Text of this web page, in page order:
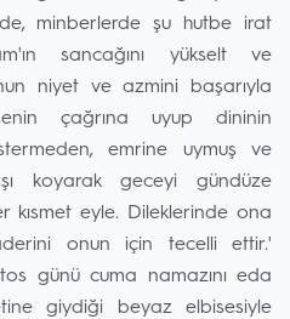
minberlerde şu hutbe irat
sancağını yükselt ve
niyet ve azmini başarıyla
çağrına uyup dininin
emrine uymuş ve
koyarak geceyi gündüze
kısmet eyle. Dileklerinde ona
onun için tecelli ettir.'
günü cuma namazını eda
giydiği beyaz elbisesiyle